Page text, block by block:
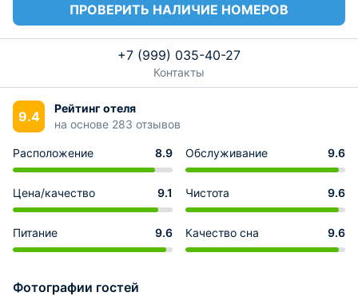
ПРОВЕРИТЬ НАЛИЧИЕ НОМЕРОВ
+7 (999) 035-40-27
Контакты
9.4
Рейтинг отеля
на основе 283 отзывов
Расположение 8.9 Обслуживание 9.6
Цена/качество 9.1 Чистота 9.6
Питание 9.6 Качество сна 9.6
Фотографии гостей